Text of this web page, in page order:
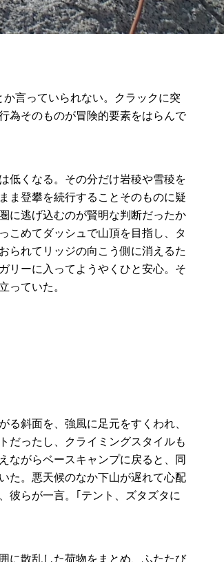
言っていられない。クラックに突
為そのものが冒険的要素をはらんで
低くなる。その分だけ岩稜や雪稜を
ま登攀を続行することそのものに疑
に逃げ込むのが賢明な判断だったか
こめてダッシュで山頂を目指し、タ
られてリッジの向こう側に消えるた
リーに入ってようやくひと安心。そ
ていた。
斜面を、強風に足元をすくわれ、
だったし、クライミングスタイルも
ながらベースキャンプに戻ると、同
た。悪天候のなか下山が遅れて心配
彼らが一言。｢テント、ズタズタに
に散乱した荷物をまとめ、ふたたび